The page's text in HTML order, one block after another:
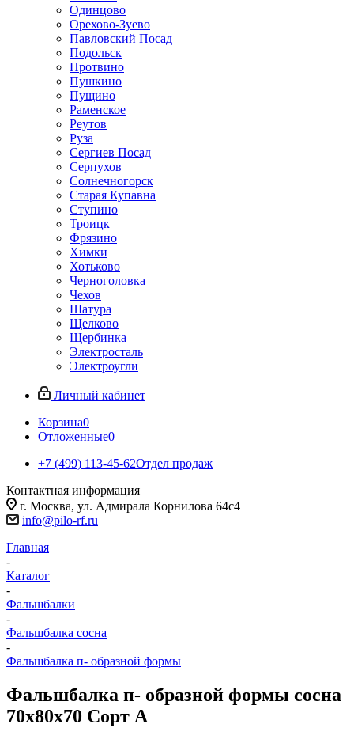
Одинцово
Орехово-Зуево
Павловский Посад
Подольск
Протвино
Пушкино
Пущино
Раменское
Реутов
Руза
Сергиев Посад
Серпухов
Солнечногорск
Старая Купавна
Ступино
Троицк
Фрязино
Химки
Хотьково
Черноголовка
Чехов
Шатура
Щелково
Щербинка
Электросталь
Электроугли
Личный кабинет
Корзина0
Отложенные0
+7 (499) 113-45-62Отдел продаж
Контактная информация
г. Москва, ул. Адмирала Корнилова 64с4
info@pilo-rf.ru
Главная
-
Каталог
-
Фальшбалки
-
Фальшбалка сосна
-
Фальшбалка п- образной формы
Фальшбалка п- образной формы сосна
70х80х70 Сорт А